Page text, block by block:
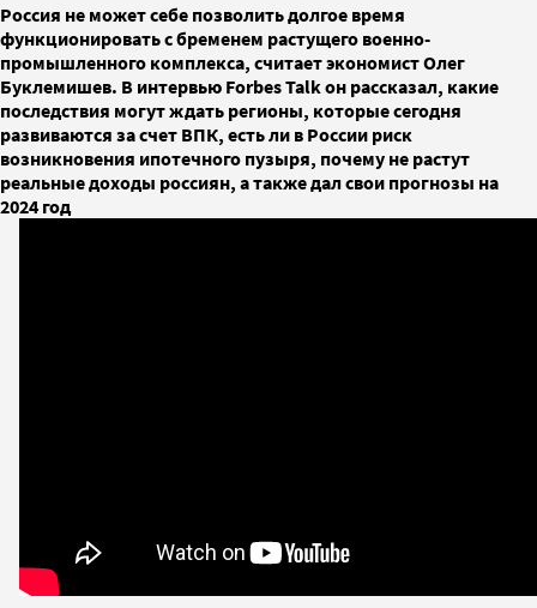
Россия не может себе позволить долгое время
функционировать с бременем растущего военно-
промышленного комплекса, считает экономист Олег
Буклемишев. В интервью Forbes Talk он рассказал, какие
последствия могут ждать регионы, которые сегодня
развиваются за счет ВПК, есть ли в России риск
возникновения ипотечного пузыря, почему не растут
реальные доходы россиян, а также дал свои прогнозы на
2024 год